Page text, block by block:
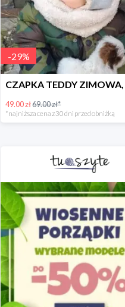
-29%
49.00 zł69.00 zł*
*najniższa cena z 30 dni przed obniżką